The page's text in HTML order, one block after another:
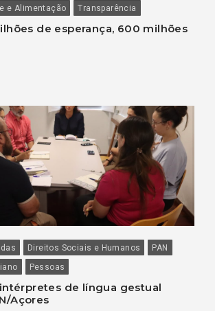
e Alimentação Transparência
de esperança, 600 milhões
Direitos Sociais e Humanos
PAN
Pessoas
de língua gestual
Açores